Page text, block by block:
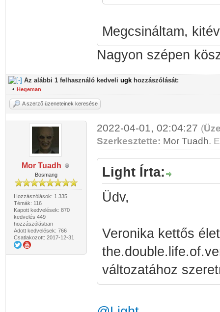
Megcsináltam,
Nagyon szépen
Az alábbi 1 felhasználó kedveli ugk hozzászólását:
• Hegeman
A szerző üzeneteinek keresése
Mor Tuadh
Bosmang
Hozzászólások: 1 335
Témák: 116
Kapott kedvelések: 870
kedvelés 449
hozzászólásban
Adott kedvelések: 766
Csatlakozott: 2017-12-31
2022-04-01, 02:04:27 (
Szerkesztette: Mor Tuadh.
Light Írta:
Üdv,
Veronika kettős
változatához